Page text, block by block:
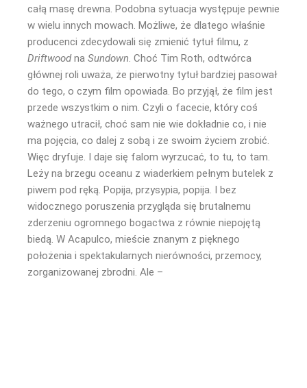
całą masę drewna. Podobna sytuacja występuje pewnie
w wielu innych mowach. Możliwe, że dlatego właśnie
producenci zdecydowali się zmienić tytuł filmu, z
Driftwoodna Sundown. Choć Tim Roth, odtwórca
głównej roli uważa, że pierwotny tytuł bardziej pasował
do tego, o czym film opowiada. Bo przyjął, że film jest
przede wszystkim o nim. Czyli o facecie, który coś
ważnego utracił, choć sam nie wie dokładnie co, i nie
ma pojęcia, co dalej z sobą i ze swoim życiem zrobić.
Więc dryfuje. I daje się falom wyrzucać, to tu, to tam.
Leży na brzegu oceanu z wiaderkiem pełnym butelek z
piwem pod ręką. Popija, przysypia, popija. I bez
widocznego poruszenia przygląda się brutalnemu
zderzeniu ogromnego bogactwa z równie niepojętą
biedą. W Acapulco, mieście znanym z pięknego
położenia i spektakularnych nierówności, przemocy,
zorganizowanej zbrodni. Ale –